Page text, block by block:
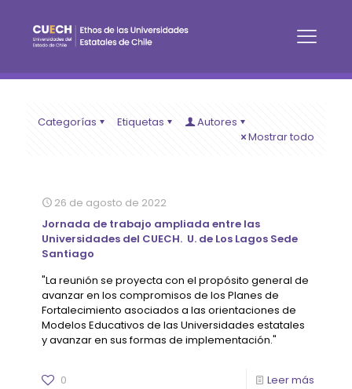
Categorías Etiquetas
Autores
Mostrar todo
26 de agosto de 2022
Jornada de trabajo ampliada entre las
Universidades del CUECH. U. de Los Lagos Sede
Santiago
"La reunión se proyecta con el propósito general de
avanzar en los compromisos de los Planes de
Fortalecimiento asociados a las orientaciones de
Modelos Educativos de las Universidades estatales
y avanzar en sus formas de implementación."
0 Leer más